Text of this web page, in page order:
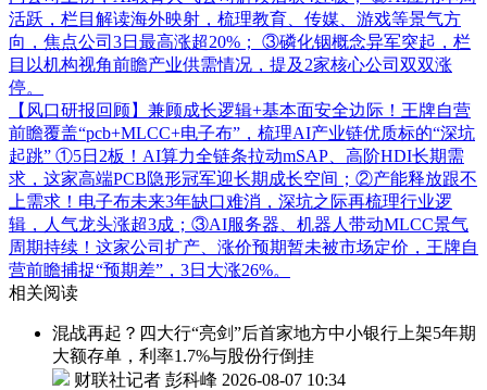
活跃，栏目解读海外映射，梳理教育、传媒、游戏等景气方
向，焦点公司3日最高涨超20%； ③磷化铟概念异军突起，栏
目以机构视角前瞻产业供需情况，提及2家核心公司双双涨
停。
【风口研报回顾】兼顾成长逻辑+基本面安全边际！王牌自营
前瞻覆盖“pcb+MLCC+电子布”，梳理AI产业链优质标的“深坑
起跳” ①5日2板！AI算力全链条拉动mSAP、高阶HDI长期需
求，这家高端PCB隐形冠军迎长期成长空间；②产能释放跟不
上需求！电子布未来3年缺口难消，深坑之际再梳理行业逻
辑，人气龙头涨超3成；③AI服务器、机器人带动MLCC景气
周期持续！这家公司扩产、涨价预期暂未被市场定价，王牌自
营前瞻捕捉“预期差”，3日大涨26%。
相关阅读
混战再起？四大行“亮剑”后首家地方中小银行上架5年期
大额存单，利率1.7%与股份行倒挂
财联社记者 彭科峰 2026-08-07 10:34